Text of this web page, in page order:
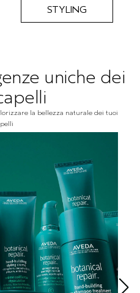
STYLING
uniche dei
la bellezza naturale dei tuoi